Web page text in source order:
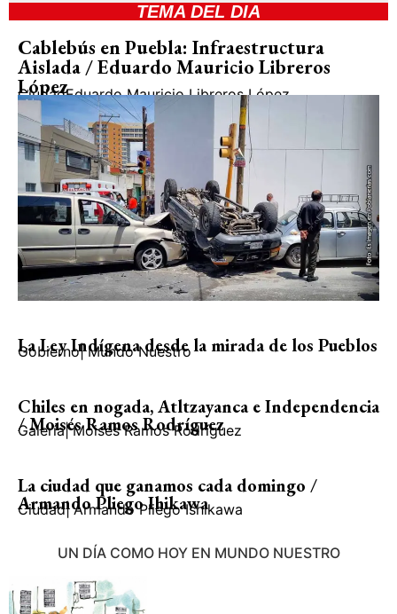
TEMA DEL DIA
Cablebús en Puebla: Infraestructura
Aislada / Eduardo Mauricio Libreros
López
CiudadEduardo Mauricio Libreros López
La Ley Indígena desde la mirada de los Pueblos
Gobierno| Mundo Nuestro
Chiles en nogada, Atltzayanca e Independencia
/ Moisés Ramos Rodríguez
Galería| Moisés Ramos Rodríguez
La ciudad que ganamos cada domingo /
Armando Pliego Ihikawa
Ciudad| Armando Pliego Ishikawa
UN DÍA COMO HOY EN MUNDO NUESTRO